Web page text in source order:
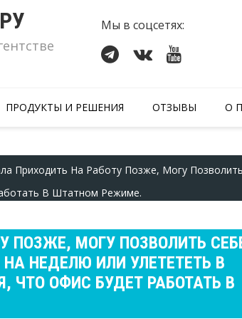
Мы в соцсетях:
ПРОДУКТЫ И РЕШЕНИЯ ОТЗЫВЫ О
Приходить На Работу Позже, Могу
В Штатном Режиме.
ПОЗЖЕ, МОГУ ПОЗВОЛИТЬ
НЕДЕЛЮ ИЛИ УЛЕТЕТЕТЬ В
ЧТО ОФИС БУДЕТ РАБОТАТЬ В